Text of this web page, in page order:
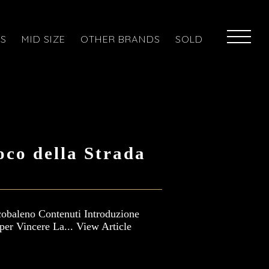
MID SIZE OTHER BRANDS SOLD
della Strada
Contenuti Introduzione
Vincere La...View Article